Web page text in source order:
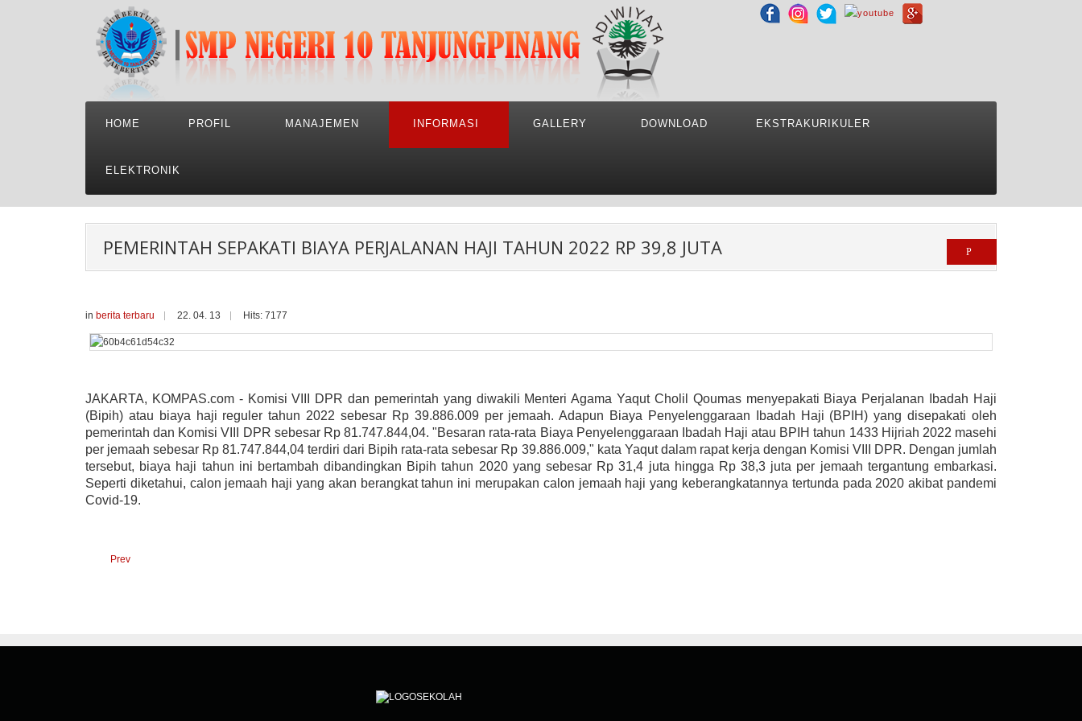
HOME PROFIL MANAJEMEN INFORMASI GALLERY DOWNLOAD EKSTRAKURIKULER
ELEKTRONIK
PEMERINTAH SEPAKATI BIAYA PERJALANAN HAJI TAHUN 2022 RP 39,8 JUTA
in berita terbaru 22. 04. 13 Hits: 7177
JAKARTA, KOMPAS.com - Komisi VIII DPR dan pemerintah yang diwakili Menteri Agama Yaqut Cholil Qoumas menyepakati Biaya Perjalanan Ibadah Haji
(Bipih) atau biaya haji reguler tahun 2022 sebesar Rp 39.886.009 per jemaah. Adapun Biaya Penyelenggaraan Ibadah Haji (BPIH) yang disepakati oleh
pemerintah dan Komisi VIII DPR sebesar Rp 81.747.844,04. "Besaran rata-rata Biaya Penyelenggaraan Ibadah Haji atau BPIH tahun 1433 Hijriah 2022 masehi
per jemaah sebesar Rp 81.747.844,04 terdiri dari Bipih rata-rata sebesar Rp 39.886.009," kata Yaqut dalam rapat kerja dengan Komisi VIII DPR. Dengan jumlah
tersebut, biaya haji tahun ini bertambah dibandingkan Bipih tahun 2020 yang sebesar Rp 31,4 juta hingga Rp 38,3 juta per jemaah tergantung embarkasi.
Seperti diketahui, calon jemaah haji yang akan berangkat tahun ini merupakan calon jemaah haji yang keberangkatannya tertunda pada 2020 akibat pandemi
Covid-19.
Prev